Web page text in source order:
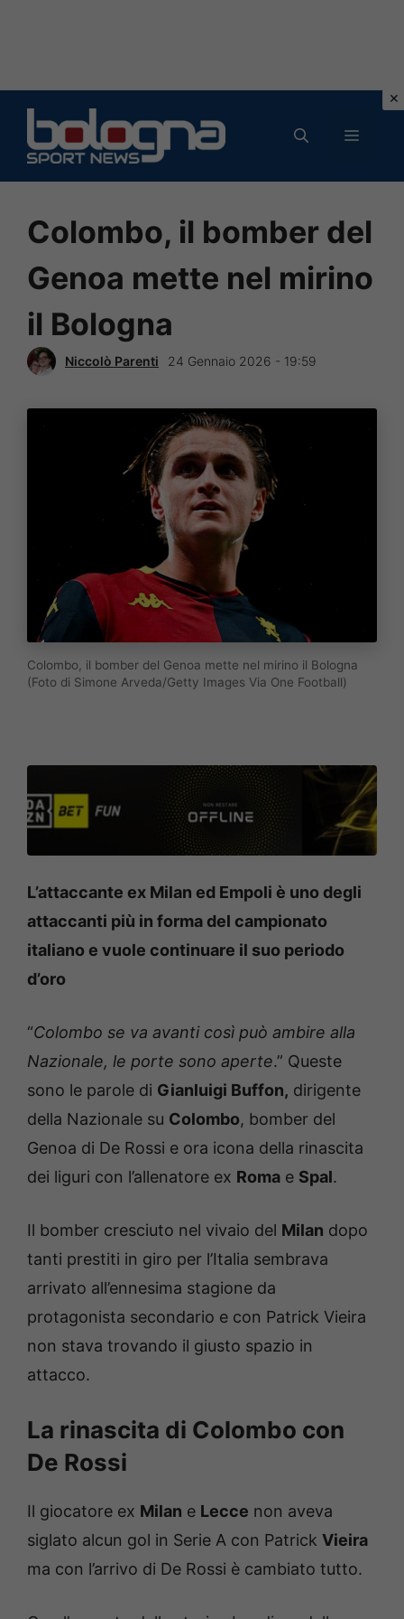
contenuto
MENU
Colombo, il bomber del
Genoa mette nel mirino
il Bologna
Niccolò Parenti 24 Gennaio 2026 - 19:59
Colombo, il bomber del Genoa mette nel mirino il Bologna
(Foto di Simone Arveda/Getty Images Via One Football)
L’attaccante ex Milan ed Empoli è uno degli
attaccanti più in forma del campionato
italiano e vuole continuare il suo periodo
d’oro
“Colombo se va avanti così può ambire alla
Nazionale, le porte sono aperte.” Queste
sono le parole di Gianluigi Buffon, dirigente
della Nazionale su Colombo, bomber del
Genoa di De Rossi e ora icona della rinascita
dei liguri con l’allenatore ex Roma e Spal.
Il bomber cresciuto nel vivaio del Milan dopo
tanti prestiti in giro per l’Italia sembrava
arrivato all’ennesima stagione da
protagonista secondario e con Patrick Vieira
non stava trovando il giusto spazio in
attacco.
La rinascita di Colombo con
De Rossi
Il giocatore ex Milan e Lecce non aveva
siglato alcun gol in Serie A con Patrick Vieira
ma con l’arrivo di De Rossi è cambiato tutto.